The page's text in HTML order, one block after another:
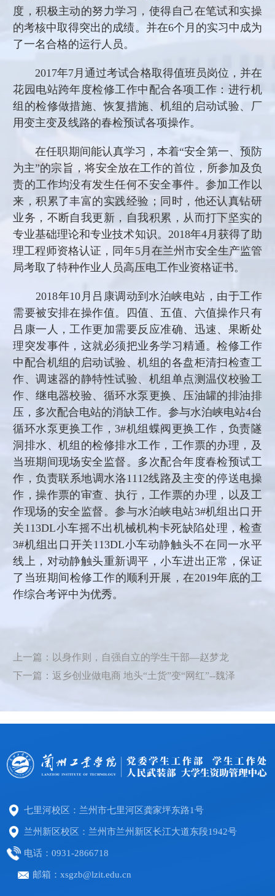
度，积极主动的努力学习，使得自己在笔试和实操
的考核中取得突出的成绩。并在6个月的实习中成为
了一名合格的运行人员。
2017年7 月通过考试合格取得值班员岗位，并在
花园电站跨年度检修工作中配合各项工作：进行机
组的检修做措施、恢复措施、机组的启动试验、厂
用变主变及线路的春检预试各项操作。
在任职期间能认真学习，本着“安全第一、预防
为主”的宗旨，将安全放在工作的首位，所参加及负
责的工作均没有发生任何不安全事件。参加工作以
来，积累了丰富的实践经验；同时，他还认真钻研
业务，不断自我更新，自我积累，从而打下坚实的
专业基础理论和专业技术知识。 2018年4月获得了助
理工程师资格认证，同年5月在兰州市安全生产监管
局考取了特种作业人员高压电工作业资格证书。
2018年10 月吕康调动到水泊峡电站，由于工作
需要被安排在操作值。四值、五值、六值操作只有
吕康一人，工作更加需要反应准确、迅速、果断处
理突发事件，这就必须把业务学习精通。检修工作
中配合机组的启动试验、机组的各盘柜清扫检查工
作、调速器的静特性试验、机组单点测温仪校验工
作、继电器校验、循环水泵更换、压油罐的排油排
压，多次配合电站的消缺工作。参与水泊峡电站4台
循环水泵更换工作，3#机组蝶阀更换工作，负责隧
洞排水、机组的检修排水工作，工作票的办理，及
当班期间现场安全监督。多次配合年度春检预试工
作，负责联系地调水洛1112线路及主变的停送电操
作，操作票的审查、执行，工作票的办理，以及工
作现场的安全监督。参与水泊峡电站3#机组出口开
关113DL小车摇不出机械机构卡死缺陷处理，检查
3#机组出口开关113DL小车动静触头不在同一水平
线上，对动静触头重新调平，小车进出正常，保证
了当班期间检修工作的顺利开展，在2019年底的工
作综合考评中为优秀。
上一篇：以身作则，自强自立的学生干部—赵梦龙
下一篇：返乡创业做电商 地头“土货”变“网红”--魏泽​​
七里河校区：兰州市七里河区龚家坪东路1号
兰州新区校区：兰州市兰州新区长江大道东段1942号
电话：0931-2866718
邮箱：xsgzb@lzit.edu.cn